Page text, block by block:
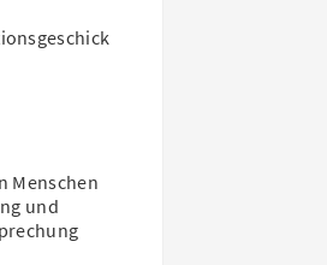
Menschen
und